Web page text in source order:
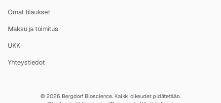
Omat tilaukset
Maksu ja toimitus
UKK
Yhteystiedot
© 2026 Bergdorf Bioscience. Kaikki oikeudet pidätetään.